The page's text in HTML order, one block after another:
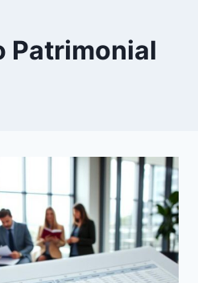
Patrimonial